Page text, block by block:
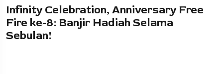
Infinity Celebration, Anniversary Free
Fire ke-8: Banjir Hadiah Selama
Sebulan!